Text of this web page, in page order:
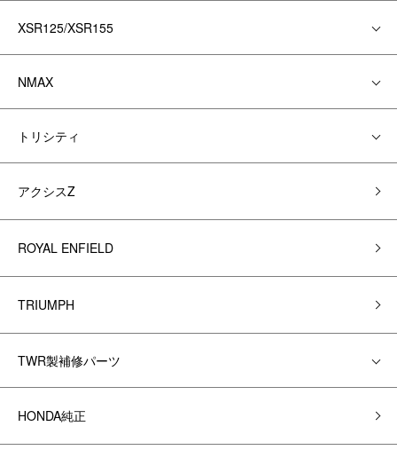
XSR125/XSR155
NMAX
トリシティ
アクシスZ
ROYAL ENFIELD
TRIUMPH
TWR製補修パーツ
HONDA純正